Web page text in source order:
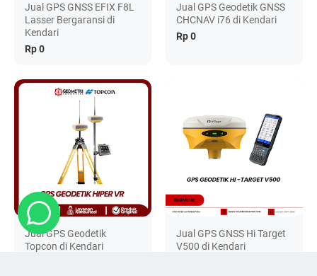
Jual GPS GNSS EFIX F8L
Lasser Bergaransi di
Kendari
Rp 0
Jual GPS Geodetik GNSS
CHCNAV i76 di Kendari
Rp 0
Jual GPS Geodetik
Topcon di Kendari
Jual GPS GNSS Hi Target
V500 di Kendari